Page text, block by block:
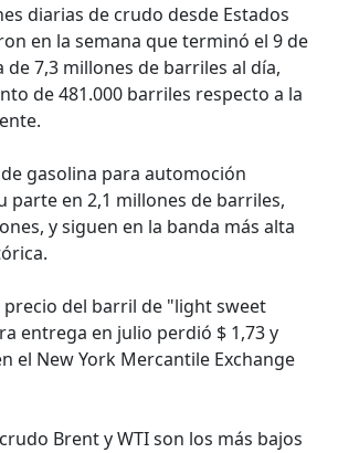
diarias de crudo desde Estados
en la semana que terminó el 9 de
de 7,3 millones de barriles al día,
de 481.000 barriles respecto a la
gasolina para automoción
parte en 2,1 millones de barriles,
y siguen en la banda más alta
del barril de "light sweet
entrega en julio perdió $ 1,73 y
el New York Mercantile Exchange
Brent y WTI son los más bajos